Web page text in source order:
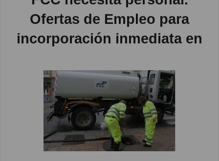
Ofertas de Empleo para
incorporación inmediata en